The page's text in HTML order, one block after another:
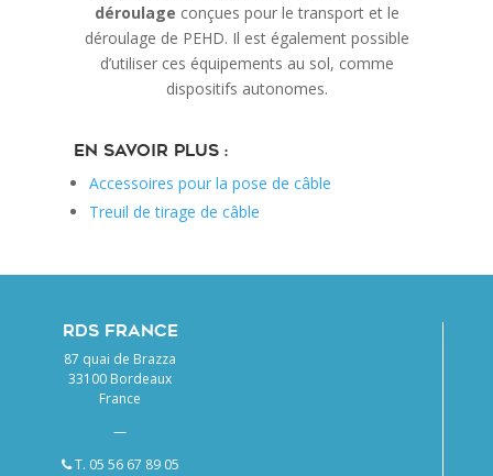
déroulage conçues pour le transport et le
déroulage de PEHD. Il est également possible
d’utiliser ces équipements au sol, comme
dispositifs autonomes.
En savoir plus :
Accessoires pour la pose de câble
Treuil de tirage de câble
RDS FRANCE
87 quai de Brazza
33100 Bordeaux
France
—
T. 05 56 67 89 05